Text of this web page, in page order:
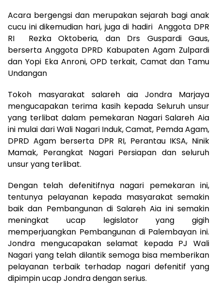
Acara bergengsi dan merupakan sejarah bagi anak
cucu ini dikemudian hari, juga di hadiri Anggota DPR
RI Rezka Oktoberia, dan Drs Guspardi Gaus,
berserta Anggota DPRD Kabupaten Agam Zulpardi
dan Yopi Eka Anroni, OPD terkait, Camat dan Tamu
Undangan
Tokoh masyarakat salareh aia Jondra Marjaya
mengucapakan terima kasih kepada Seluruh unsur
yang terlibat dalam pemekaran Nagari Salareh Aia
ini mulai dari Wali Nagari Induk, Camat, Pemda Agam,
DPRD Agam berserta DPR RI, Perantau IKSA, Ninik
Mamak, Perangkat Nagari Persiapan dan seluruh
unsur yang terlibat.
Dengan telah defenitifnya nagari pemekaran ini,
tentunya pelayanan kepada masyarakat semakin
baik dan Pembangunan di Salareh Aia ini semakin
meningkat ucap legislator yang gigih
memperjuangkan Pembangunan di Palembayan ini.
Jondra mengucapakan selamat kepada PJ Wali
Nagari yang telah dilantik semoga bisa memberikan
pelayanan terbaik terhadap nagari defenitif yang
dipimpin ucap Jondra dengan serius.